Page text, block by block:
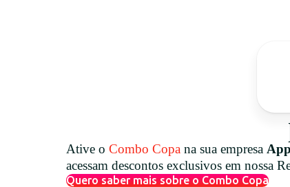
Ative o Combo Copa na sua empresa
acessam descontos exclusivos em nossa
Quero saber mais sobre o Combo Copa